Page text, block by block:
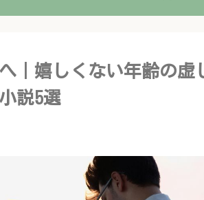
｜嬉しくない年齢の虚
説5選